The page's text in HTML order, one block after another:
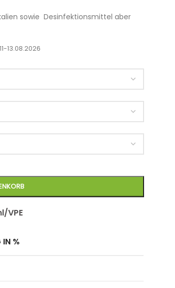
sowie Desinfektionsmittel aber
13.08.2026
VPE
IN %